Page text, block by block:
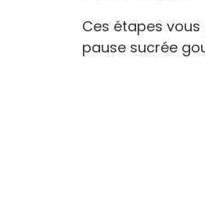
Ces étapes
pause sucrée